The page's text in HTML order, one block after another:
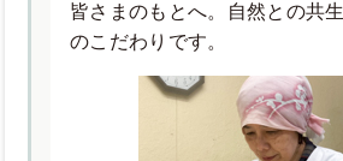
皆さまのもとへ。自然との共
のこだわりです。